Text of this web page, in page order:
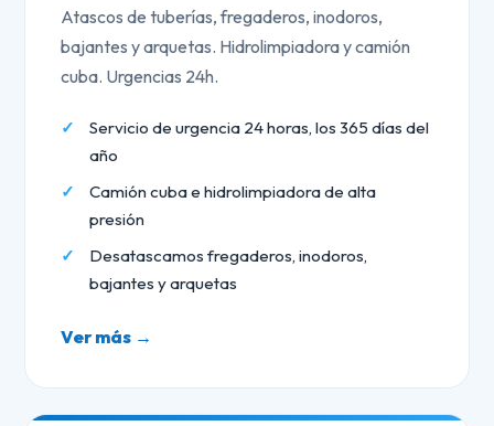
Atascos de tuberías, fregaderos, inodoros,
bajantes y arquetas. Hidrolimpiadora y camión
cuba. Urgencias 24h.
Servicio de urgencia 24 horas, los 365 días del
año
Camión cuba e hidrolimpiadora de alta
presión
Desatascamos fregaderos, inodoros,
bajantes y arquetas
Ver más →